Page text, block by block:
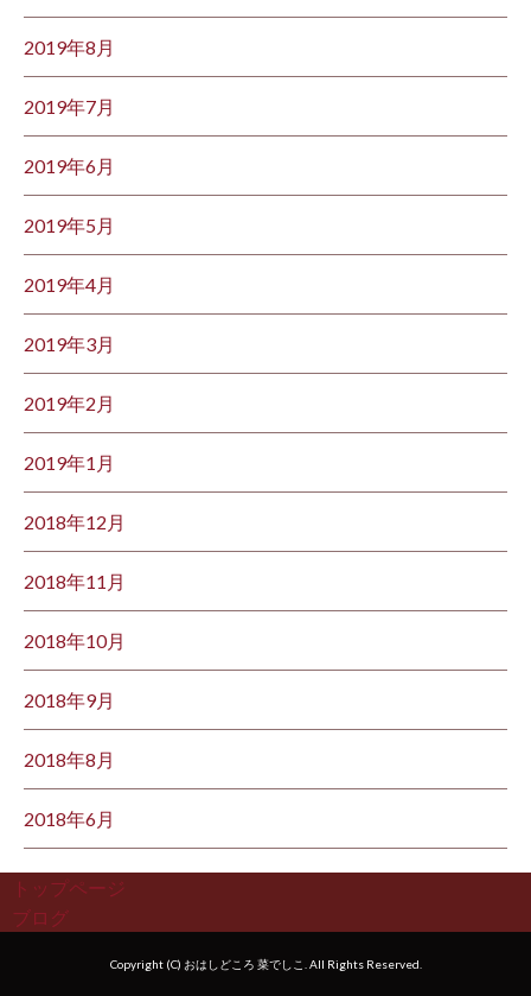
2019年8月
2019年7月
2019年6月
2019年5月
2019年4月
2019年3月
2019年2月
2019年1月
2018年12月
2018年11月
2018年10月
2018年9月
2018年8月
2018年6月
トップページ
ブログ
Copyright (C) おはしどころ 菜でしこ. All Rights Reserved.